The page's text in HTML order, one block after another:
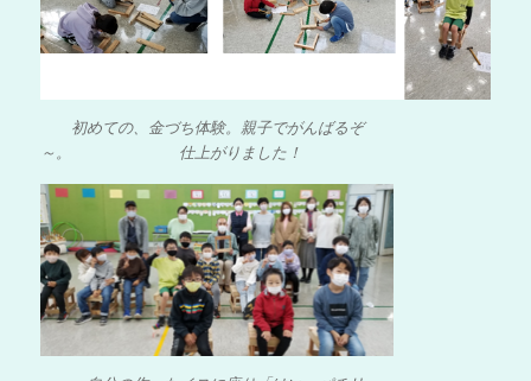
初めての、金づち体験。親子でがんばるぞ
～。 仕上がりました！